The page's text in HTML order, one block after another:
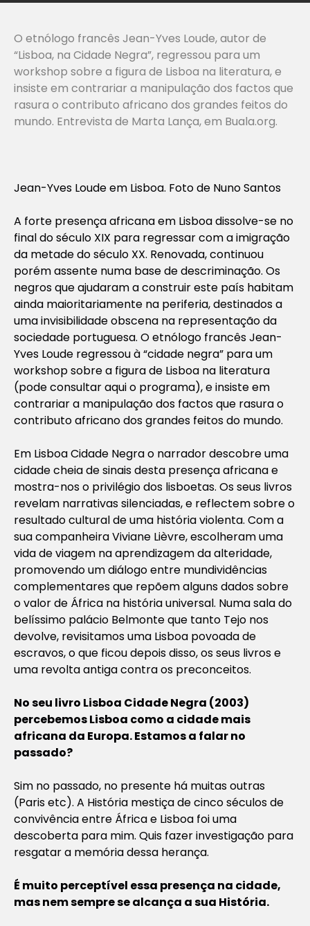
O etnólogo francês Jean-Yves Loude, autor de
“Lisboa, na Cidade Negra”, regressou para um
workshop sobre a figura de Lisboa na literatura, e
insiste em contrariar a manipulação dos factos que
rasura o contributo africano dos grandes feitos do
mundo. Entrevista de Marta Lança, em Buala.org.
Jean-Yves Loude em Lisboa. Foto de Nuno Santos
A forte presença africana em Lisboa dissolve-se no
final do século XIX para regressar com a imigração
da metade do século XX. Renovada, continuou
porém assente numa base de descriminação. Os
negros que ajudaram a construir este país habitam
ainda maioritariamente na periferia, destinados a
uma invisibilidade obscena na representação da
sociedade portuguesa. O etnólogo francês Jean-
Yves Loude regressou à “cidade negra” para um
workshop sobre a figura de Lisboa na literatura
(pode consultar aqui o programa), e insiste em
contrariar a manipulação dos factos que rasura o
contributo africano dos grandes feitos do mundo.
Em Lisboa Cidade Negra o narrador descobre uma
cidade cheia de sinais desta presença africana e
mostra-nos o privilégio dos lisboetas. Os seus livros
revelam narrativas silenciadas, e reflectem sobre o
resultado cultural de uma história violenta. Com a
sua companheira Viviane Lièvre, escolheram uma
vida de viagem na aprendizagem da alteridade,
promovendo um diálogo entre mundividências
complementares que repõem alguns dados sobre
o valor de África na história universal. Numa sala do
belíssimo palácio Belmonte que tanto Tejo nos
devolve, revisitamos uma Lisboa povoada de
escravos, o que ficou depois disso, os seus livros e
uma revolta antiga contra os preconceitos.
No seu livro Lisboa Cidade Negra (2003)
percebemos Lisboa como a cidade mais
africana da Europa. Estamos a falar no
passado?
Sim no passado, no presente há muitas outras
(Paris etc). A História mestiça de cinco séculos de
convivência entre África e Lisboa foi uma
descoberta para mim. Quis fazer investigação para
resgatar a memória dessa herança.
É muito perceptível essa presença na cidade,
mas nem sempre se alcança a sua História.